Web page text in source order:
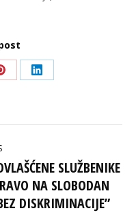
Share
LinkedIn
SLUŽBENIKE
NA SLOBODAN
DISKRIMINACIJE”